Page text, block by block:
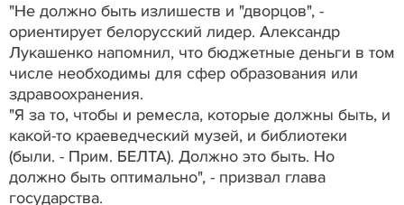
"Не должно быть излишеств и "дворцов", -
ориентирует белорусский лидер. Александр
Лукашенко напомнил, что бюджетные деньги в том
числе необходимы для сфер образования или
здравоохранения.
"Я за то, чтобы и ремесла, которые должны быть, и
какой-то краеведческий музей, и библиотеки
(были. - Прим. БЕЛТА). Должно это быть. Но
должно быть оптимально", - призвал глава
государства.